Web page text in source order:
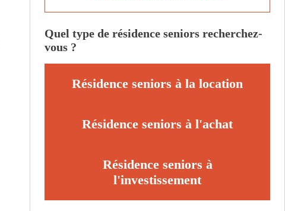
Quel type de résidence seniors recherchez-
vous ?
Résidence seniors à la location
Résidence seniors à l'achat
Résidence seniors à
l'investissement